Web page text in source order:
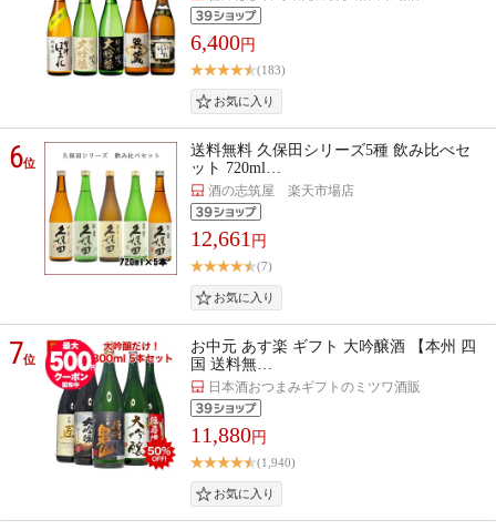
6,400円
(183)
6位
送料無料 久保田シリーズ5種 飲み比べセ
ット 720ml…
酒の志筑屋 楽天市場店
12,661 円
(7)
7位
お中元 あす楽 ギフト 大吟醸酒 【本州 四
国 送料無…
日本酒おつまみギフトのミツワ酒販
11,880円
(1,940)